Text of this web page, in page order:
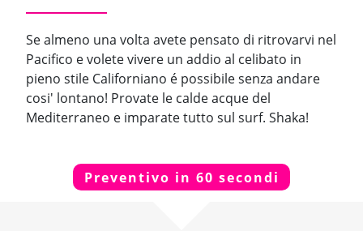
Se almeno una volta avete pensato di ritrovarvi nel
Pacifico e volete vivere un addio al celibato in
pieno stile Californiano é possibile senza andare
cosi' lontano! Provate le calde acque del
Mediterraneo e imparate tutto sul surf. Shaka!
Preventivo in 60 secondi